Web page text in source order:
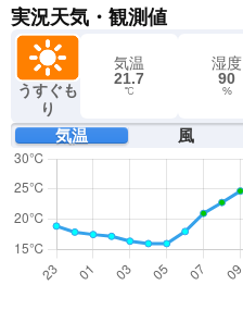
実況天気・観測値
うすぐも
り
気温
21.7
℃
湿度
90
%
気温 風